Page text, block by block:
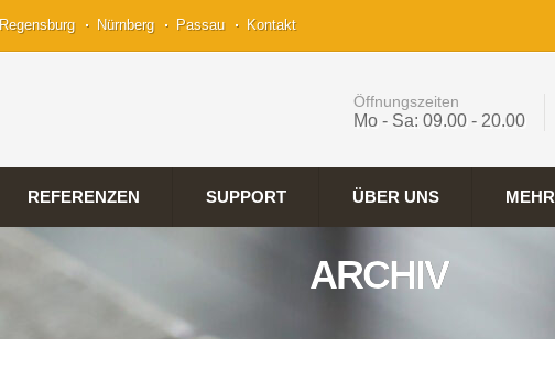
Regensburg Nürnberg Passau Kontakt
Öffnungszeiten
Mo - Sa: 09.00 - 20.00
REFERENZEN SUPPORT ÜBER UNS MEHR
ARCHIV